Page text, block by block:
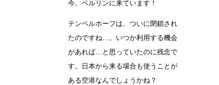
今、ベルリンに来ています！
テンペルホーフは、ついに閉鎖され
たのですね…。いつか利用する機会
があれば…と思っていたのに残念で
す。日本から来る場合も使うことが
ある空港なんでしょうかね？